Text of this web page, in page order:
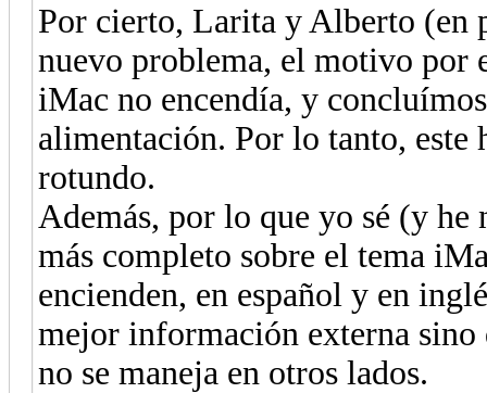
Por cierto, Larita y Alberto (en
nuevo problema, el motivo por
iMac no encendía, y
alimentación. Por lo tanto, este
rotundo.
Además, por lo que yo sé (y
más completo sobre el tema
encienden, en español y en
mejor información externa
no se maneja en otros lados.